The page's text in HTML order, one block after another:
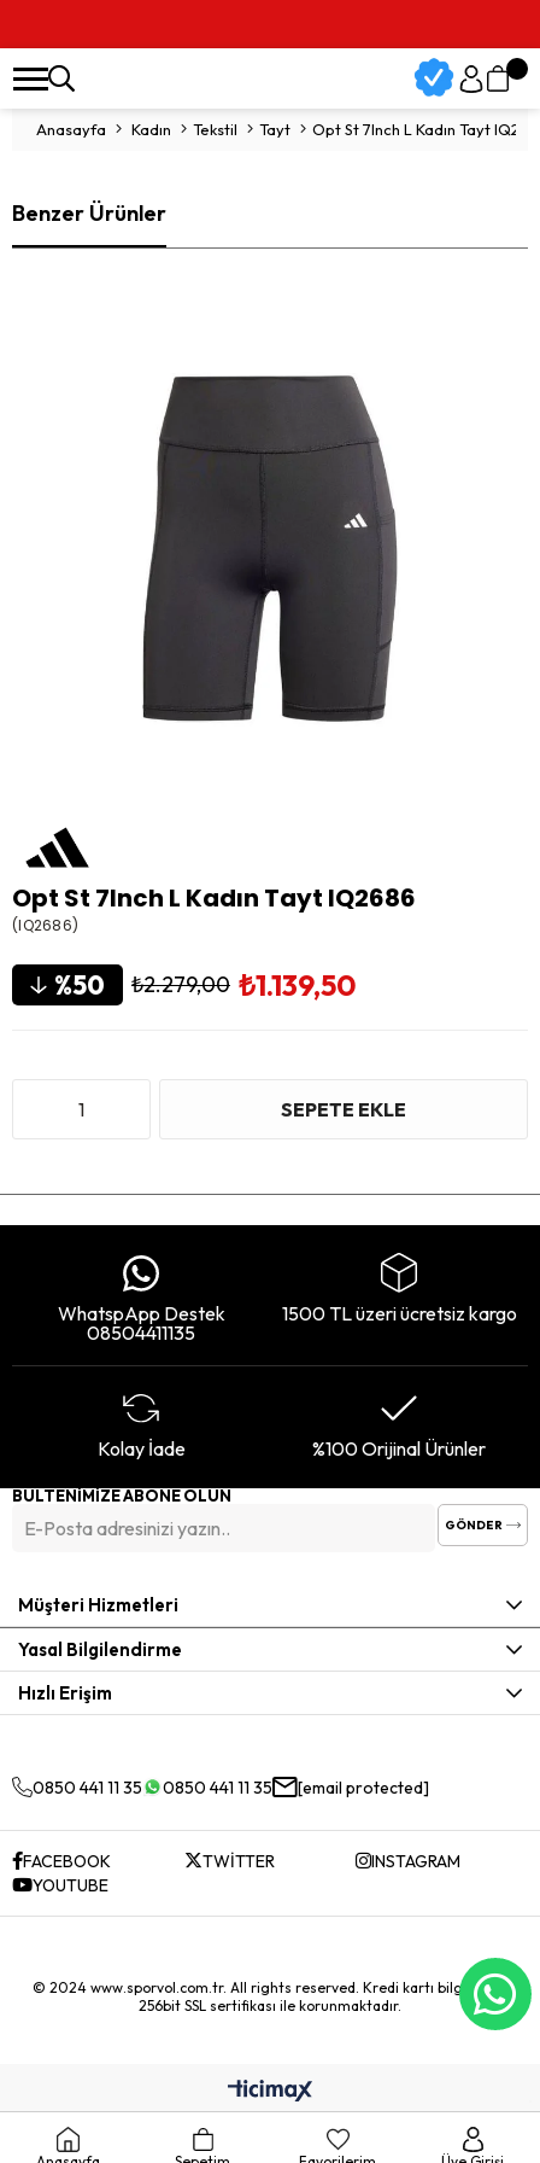
Anasayfa Kadın Tekstil Tayt Opt St 7Inch L Kadın Tayt
Benzer Ürünler
Opt St 7Inch L Kadın Tayt IQ2686
(IQ2686)
50 ₺2.279,00 ₺1.139,50
WhatspApp Destek
08504411135
1500 TL üzeri ücretsiz kargo
Kolay İade %100 Orijinal Ürünler
BÜLTENİMİZE ABONE OLUN
GÖNDER
Müşteri Hizmetleri
Yasal Bilgilendirme
Hızlı Erişim
0850 441 11 35 0850 441 11 35 [email protected]
FACEBOOK TWİTTER
INSTAGRAM
YOUTUBE
© 2024 www.sporvol.com.tr. All rights reserved. Kredi kartı bilgileriniz
256bit SSL sertifikası ile korunmaktadır.